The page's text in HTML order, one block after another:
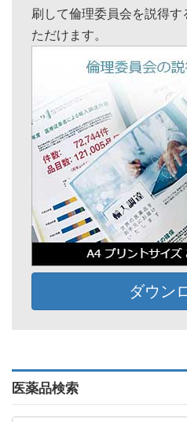
刷して倫理委員会を説得
ただけます。
ダウン
医薬品検索